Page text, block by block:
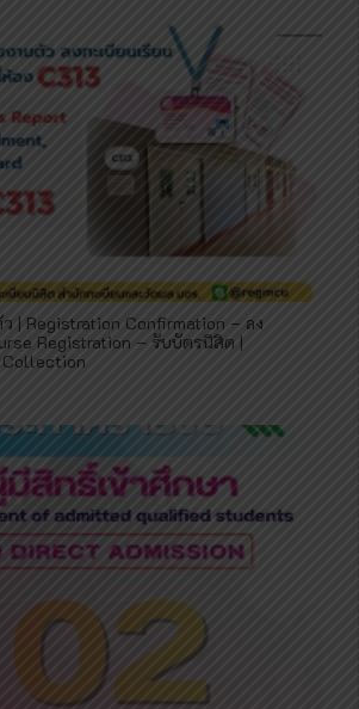
| Registration Confirmation – ลง
Registration – รับบัตรนิสิต |
Collection